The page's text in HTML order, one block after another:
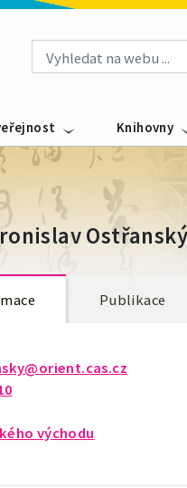
Knihovny
Publikace
východu